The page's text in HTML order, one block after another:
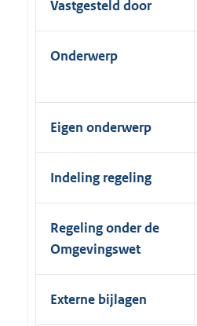
Vastgesteld door
Onderwerp
Eigen onderwerp
Indeling regeling
Regeling onder de
Omgevingswet
Externe bijlagen